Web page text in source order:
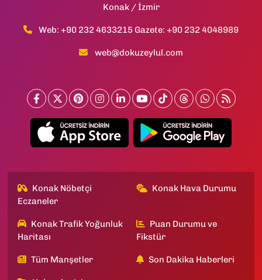
Konak / İzmir
Web: +90 232 4633215 Gazete: +90 232 4048989
web@dokuzeylul.com
Konak Nöbetçi
Eczaneler
Konak Hava Durumu
Konak Trafik Yoğunluk
Haritası
Puan Durumu ve
Fikstür
Tüm Manşetler Son Dakika Haberleri